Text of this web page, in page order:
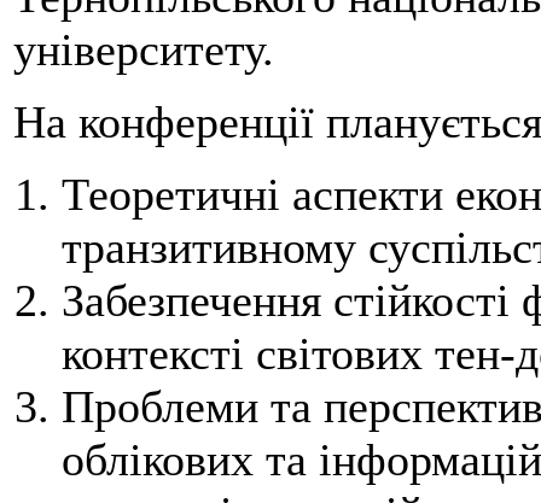
університету.
На конференції
Теоретичні аспекти
транзитивному
Забезпечення
контексті світових тен-
Проблеми та
облікових та